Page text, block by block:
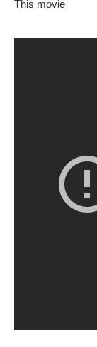
This movie